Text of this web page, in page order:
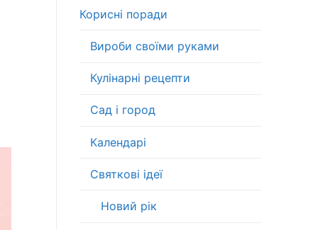
Корисні поради
Вироби своїми руками
Кулінарні рецепти
Сад і город
Календарі
Святкові ідеї
Новий рік